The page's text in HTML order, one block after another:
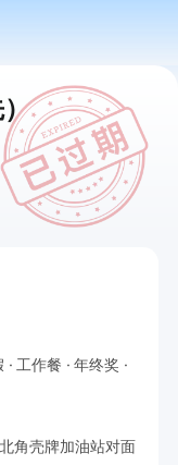
工作餐
年终奖
角壳牌加油站对面